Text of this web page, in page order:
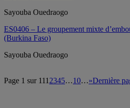
Sayouba Ouedraogo
ES0406 – Le groupement mixte
(Burkina Faso)
Sayouba Ouedraogo
Page 1 sur 111 2345…10…»Dernière